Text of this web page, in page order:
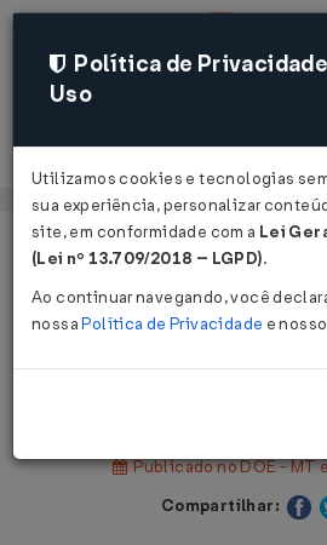
Página Inicial
Legislações
Lei Nº 6883 DE 02/
Publicado no DOE - MT
Compartilhar:
Política de
Uso
Utilizamos cookies e tecnologias
sua experiência, personalizar
site, em conformidade com a Lei
(Lei nº 13.709/2018 – LGPD).
Ao continuar navegando, você
nossaPolítica de Privacidade e nosso